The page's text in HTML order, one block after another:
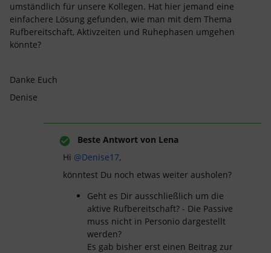
umständlich für unsere Kollegen. Hat hier jemand eine
einfachere Lösung gefunden, wie man mit dem Thema
Rufbereitschaft, Aktivzeiten und Ruhephasen umgehen
könnte?
Danke Euch
Denise
Beste Antwort von Lena
Hi @Denise17,
könntest Du noch etwas weiter ausholen?
Geht es Dir ausschließlich um die
aktive Rufbereitschaft? - Die Passive
muss nicht in Personio dargestellt
werden?
Es gab bisher erst einen Beitrag zur